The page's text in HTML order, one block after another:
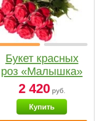
Букет красных
роз «Малышка»
2 420руб.
Купить